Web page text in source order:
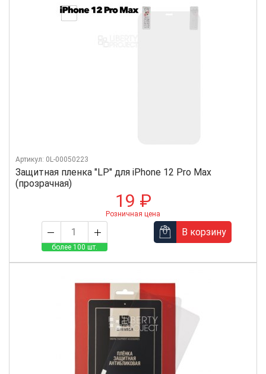
Защитная пленка "LP" для iPhone 12 Pro Max
(прозрачная)
Артикул: 0L-00050223
19 ₽
Розничная цена
более 100 шт.
В корзину